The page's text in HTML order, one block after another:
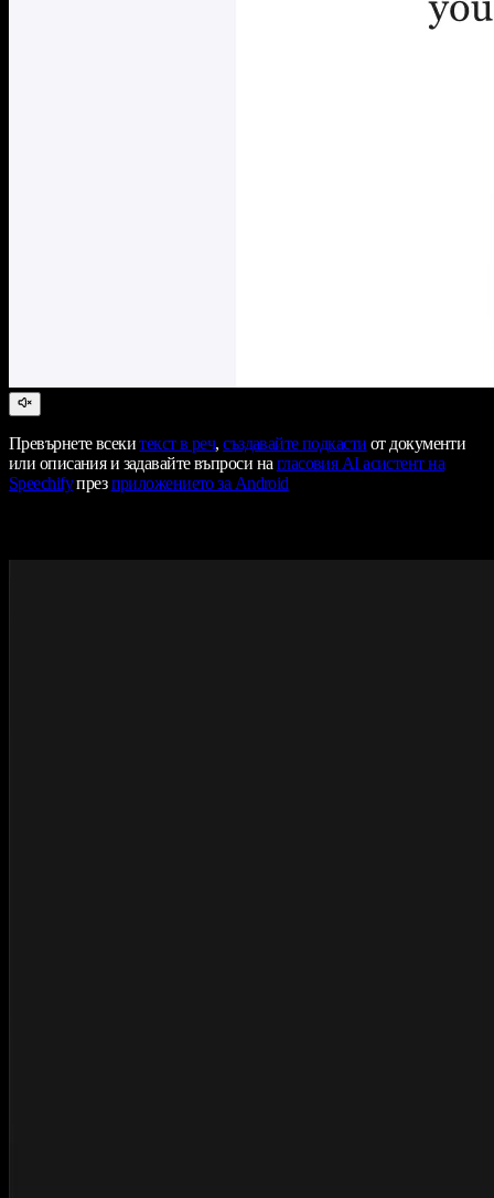
Превърнете всекитекст в реч,създавайте подкасти от документи
или описания и задавайте въпроси нагласовия AI асистент на
Speechifyпрезприложението за Android